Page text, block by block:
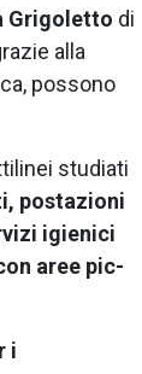
Grigoletto di
alla
possono
studiati
postazioni
igienici
aree pic-
i